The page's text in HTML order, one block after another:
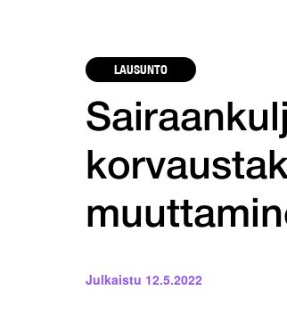
LAUSUNTO
Julkaistu 12.5.2022